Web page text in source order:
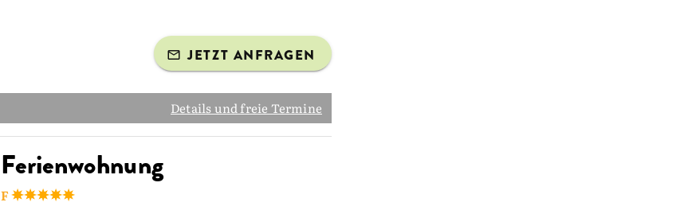
JETZT ANFRAGEN
Details und freie Termine
Ferienwohnung
F